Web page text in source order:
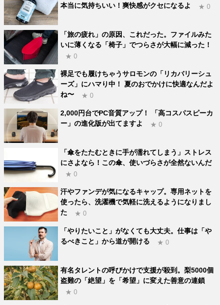
本当に気持ちいい！爽快感がクセになるよ
★ 0
「旅の疲れ」の原因、これだった。ファイルみた
いに薄くなる「椅子」でつらさが大幅に減った！
★ 0
裸足でも履けちゃうサロモンの「リカバリーシュ
ーズ」にハマり中！ 夏のおでかけに快適なんだよ
ね〜
★ 0
2,000円台でPC音質アップ！ 「高コスパスピーカ
ー」の進化版が出てますよ
★ 0
「傘をたたむときに手が濡れてしまう」ストレス
にさよなら！この傘、使いづらさが全然ないんだ
★ 0
汗やファンデが気になるキャップ。専用ネットを
使ったら、洗濯機で気軽に洗えるようになりまし
た
★ 0
「やりたいこと」がなくても大丈夫。仕事は「や
るべきこと」から道が開ける
★ 0
有名タレントの呼びかけで支援が殺到。梨5000個
盗難の「絶望」を「希望」に変えた善意の連鎖
★ 0